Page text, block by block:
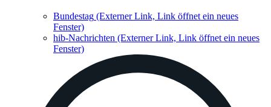
Bundestag (Externer Link, Link öffnet ein neues
Fenster)
hib-Nachrichten (Externer Link, Link öffnet ein neues
Fenster)